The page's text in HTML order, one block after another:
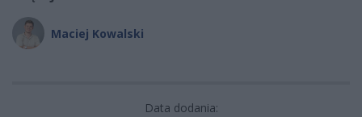
Maciej Kowalski
Data dodania: